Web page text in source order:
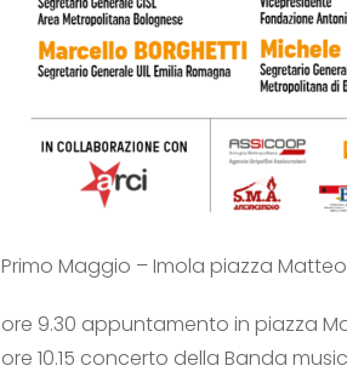
Primo Maggio – Imola piazza
ore 9.30 appuntamento in piazza
ore 10.15 concerto della Banda